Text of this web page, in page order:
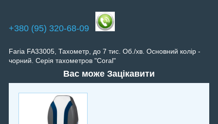
+380 (95) 320-68-09
Faria FA33005, Тахометр, до 7 тис. Об./хв. Основний колір -
чорний. Серія тахометров "Coral"
Вас може Зацікавити